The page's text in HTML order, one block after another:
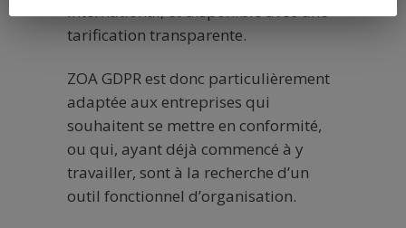
international, et disponible avec une
tarification transparente.
ZOA GDPR est donc particulièrement
adaptée aux entreprises qui
souhaitent se mettre en conformité,
ou qui, ayant déjà commencé à y
travailler, sont à la recherche d’un
outil fonctionnel d’organisation.